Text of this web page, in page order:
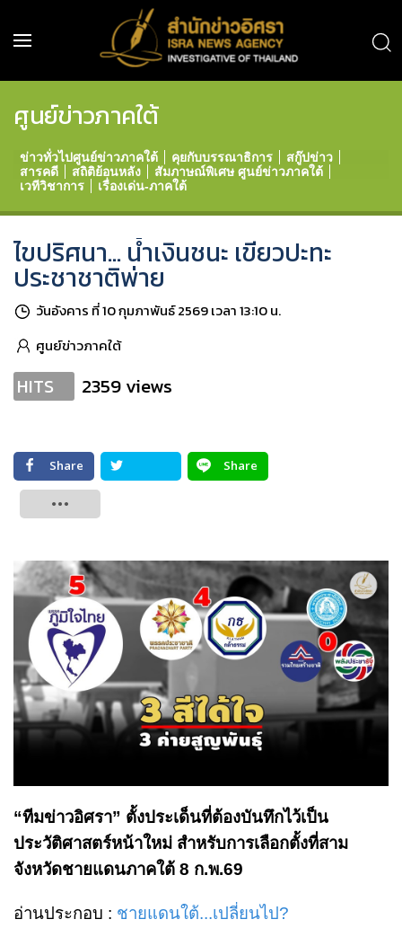
ศูนย์ข่าวภาคใต้
ข่าวทั่วไปศูนย์ข่าวภาคใต้ คุยกับบรรณาธิการ
สกู๊ปข่าว
สารคดี
สถิติย้อนหลัง
สัมภาษณ์พิเศษ ศูนย์ข่าวภาคใต้
เวทีวิชาการ
เรื่องเด่น-ภาคใต้
ไขปริศนา... น้ำเงินชนะ เขียวปะทะ
ประชาชาติพ่าย
วันอังคาร ที่ 10 กุมภาพันธ์ 2569 เวลา 13:10 น.
ศูนย์ข่าวภาคใต้
HITS 2359 views
Share
Share
“ทีมข่าวอิศรา” ตั้งประเด็นที่ต้องบันทึกไว้เป็น
ประวัติศาสตร์หน้าใหม่ สำหรับการเลือกตั้งที่สาม
จังหวัดชายแดนภาคใต้ 8 ก.พ.69
อ่านประกอบ : ชายแดนใต้...เปลี่ยนไป?